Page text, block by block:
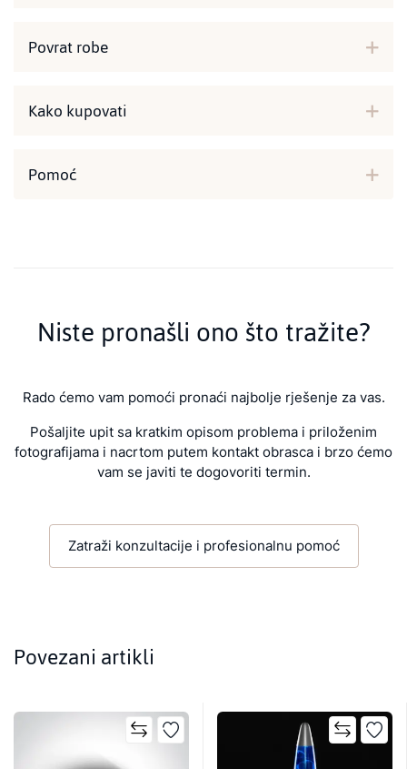
Povrat robe
Kako kupovati
Pomoć
Niste pronašli ono što tražite?
Rado ćemo vam pomoći pronaći najbolje rješenje za vas.
Pošaljite upit sa kratkim opisom problema i priloženim
fotografijama i nacrtom putem kontakt obrasca i brzo ćemo
vam se javiti te dogovoriti termin.
Zatraži konzultacije i profesionalnu pomoć
Povezani artikli